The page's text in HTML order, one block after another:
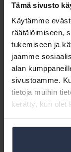
Tämä sivusto
Käytämme
räätälöimiseen,
tukemiseen ja
jaamme
alan
sivustoamme.
tietoja muihin
kerätty, kun olet
Taloyhtiön pitää
valitsee, käyttääkö
muita tahoja, Koro-
– Mikään ei saa
taloyhtiön
pitää tuoda
Eettisiä
eettisten ohjeiden
Isännöinnin